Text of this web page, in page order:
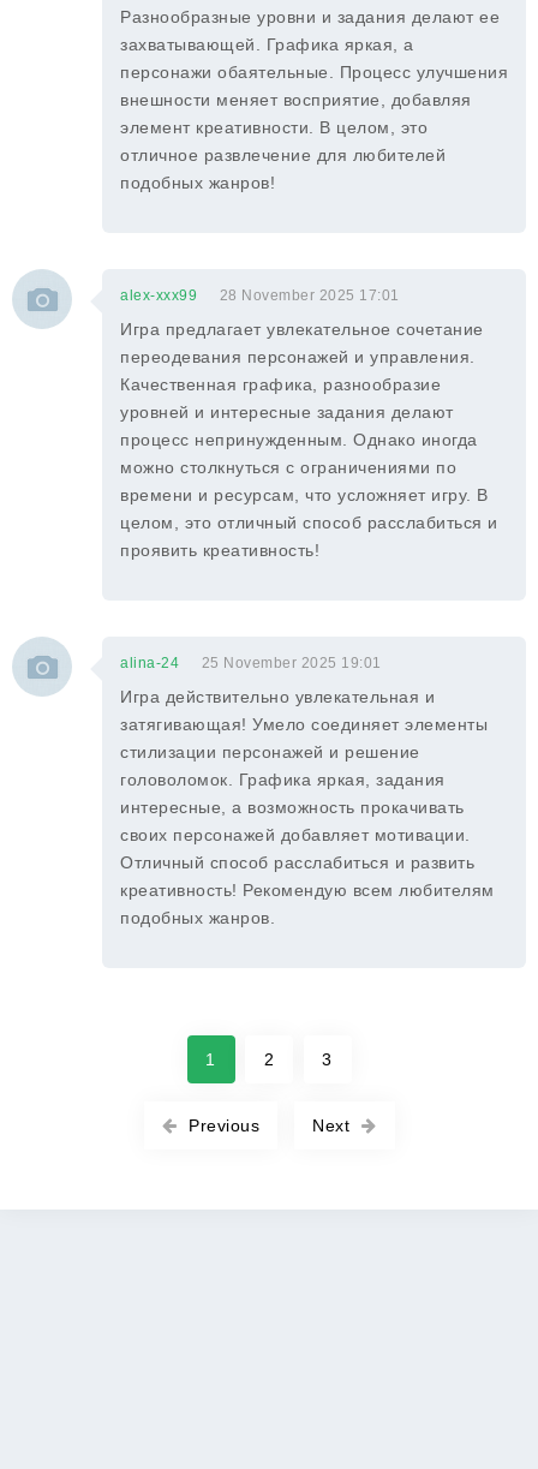
Разнообразные уровни и задания делают ее
захватывающей. Графика яркая, а
персонажи обаятельные. Процесс улучшения
внешности меняет восприятие, добавляя
элемент креативности. В целом, это
отличное развлечение для любителей
подобных жанров!
alex-xxx99 28 November 2025 17:01
Игра предлагает увлекательное сочетание
переодевания персонажей и управления.
Качественная графика, разнообразие
уровней и интересные задания делают
процесс непринужденным. Однако иногда
можно столкнуться с ограничениями по
времени и ресурсам, что усложняет игру. В
целом, это отличный способ расслабиться и
проявить креативность!
alina-24 25 November 2025 19:01
Игра действительно увлекательная и
затягивающая! Умело соединяет элементы
стилизации персонажей и решение
головоломок. Графика яркая, задания
интересные, а возможность прокачивать
своих персонажей добавляет мотивации.
Отличный способ расслабиться и развить
креативность! Рекомендую всем любителям
подобных жанров.
Previous
1 2 3
Next